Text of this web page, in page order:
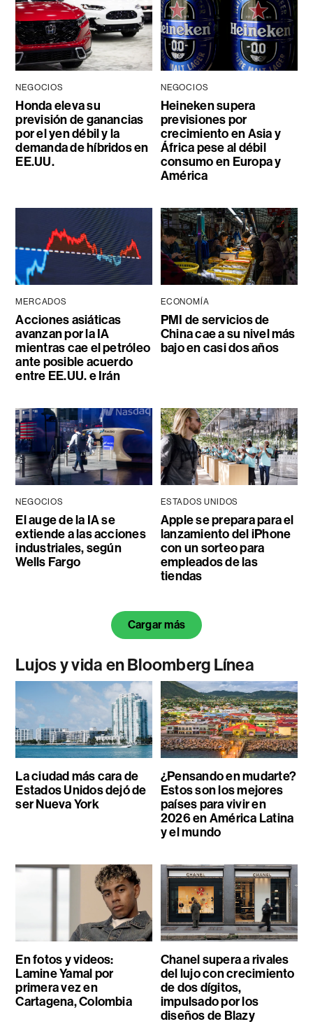
NEGOCIOS
Honda eleva su
previsión de ganancias
por el yen débil y la
demanda de híbridos en
EE.UU.
NEGOCIOS
Heineken supera
previsiones por
crecimiento en Asia y
África pese al débil
consumo en Europa y
América
MERCADOS
Acciones asiáticas
avanzan por la IA
mientras cae el petróleo
ante posible acuerdo
entre EE.UU. e Irán
ECONOMÍA
PMI de servicios de
China cae a su nivel más
bajo en casi dos años
NEGOCIOS
El auge de la IA se
extiende a las acciones
industriales, según
Wells Fargo
ESTADOS UNIDOS
Apple se prepara para el
lanzamiento del iPhone
con un sorteo para
empleados de las
tiendas
Cargar más
Lujos y vida en Bloomberg Línea
La ciudad más cara de
Estados Unidos dejó de
ser Nueva York
¿Pensando en mudarte?
Estos son los mejores
países para vivir en
2026 en América Latina
y el mundo
En fotos y videos:
Lamine Yamal por
primera vez en
Cartagena, Colombia
Chanel supera a rivales
del lujo con crecimiento
de dos dígitos,
impulsado por los
diseños de Blazy